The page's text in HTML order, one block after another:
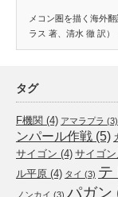
メコン圏を描く海外
ラス 著、清水 徹 訳）
タグ
F機関 (4) アマラプラ (3)
ンパール作戦 (5)
サイゴン (4) サイゴン
ル平原 (4) タイ (3) テ
ノンカイ (3) パガン